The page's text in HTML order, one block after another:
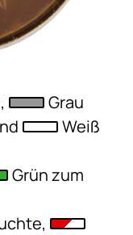
Grau
Weiß
Grün zum